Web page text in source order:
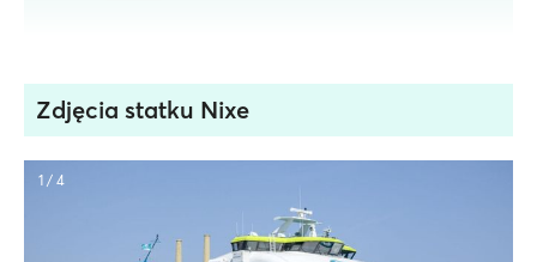
Zdjęcia statku Nixe
1 / 4